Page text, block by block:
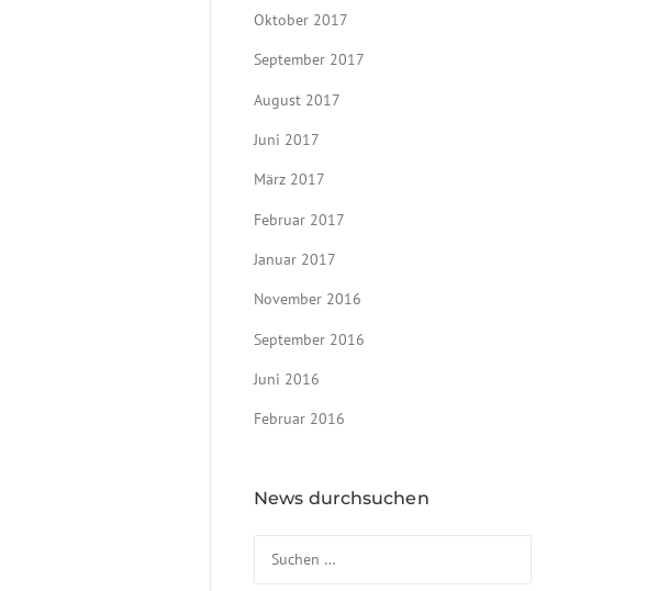
Oktober 2017
September 2017
August 2017
Juni 2017
März 2017
Februar 2017
Januar 2017
November 2016
September 2016
Juni 2016
Februar 2016
News durchsuchen